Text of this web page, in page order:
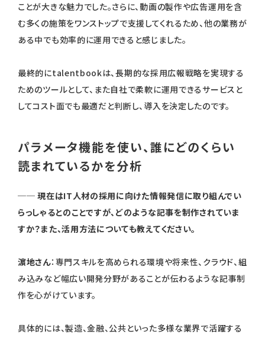
ことが大きな魅力でした。さらに、動画の製作や広告運用を含
む多くの施策をワンストップで支援してくれるため、他の業務が
ある中でも効率的に運用できると感じました。
最終的にtalentbookは、長期的な採用広報戦略を実現する
ためのツールとして、また自社で柔軟に運用できるサービスと
してコスト面でも最適だと判断し、導入を決定したのです。
パラメータ機能を使い、誰にどのくらい
読まれているかを分析
── 現在はIT人材の採用に向けた情報発信に取り組んでい
らっしゃるとのことですが、どのような記事を制作されていま
すか？また、活用方法についても教えてください。
濵地さん：専門スキルを高められる環境や将来性、クラウド、組
み込みなど幅広い開発分野があることが伝わるような記事制
作を心がけています。
具体的には、製造、金融、公共といった多様な業界で活躍する